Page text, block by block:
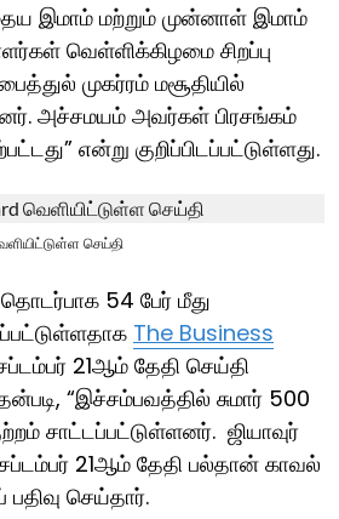
இமாம் மற்றும் முன்னாள் இமாம்
வெள்ளிக்கிழமை சிறப்பு
முகர்ரம் மசூதியில்
அச்சமயம் அவர்கள் பிரசங்கம்
என்று குறிப்பிடப்பட்டுள்ளது.
செய்தி
54 பேர் மீது
The Business
21ஆம் தேதி செய்தி
“இச்சம்பவத்தில் சுமார் 500
சாட்டப்பட்டுள்ளனர். ஜியாவுர்
21ஆம் தேதி பல்தான் காவல்
செய்தார்.